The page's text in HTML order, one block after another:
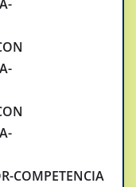
COMPETENCIA